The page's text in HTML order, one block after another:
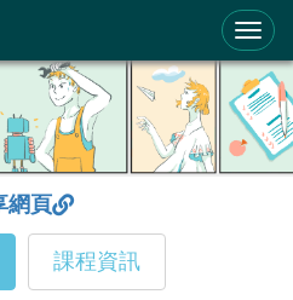
助系統
網頁
課程資訊